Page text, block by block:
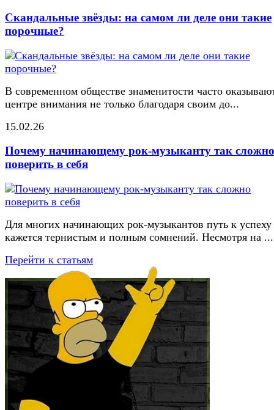
Скандальные звёзды: на самом ли деле они такие
порочные?
В современном обществе знаменитости часто
центре внимания не только благодаря своим до...
15.02.26
Почему начинающему рок-музыканту так сложно
поверить в себя
Для многих начинающих рок-музыкантов путь к успеху
кажется тернистым и полным сомнений. Несмотря на ...
Перейти к статьям